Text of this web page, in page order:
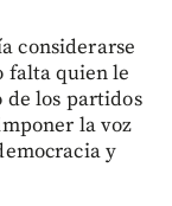
considerarse
falta quien le
los partidos
la voz
y